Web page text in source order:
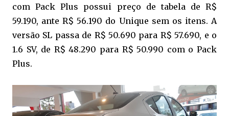
com Pack Plus possui preço de tabela de R$
59.190, ante R$ 56.190 do Unique sem os itens. A
versão SL passa de R$ 50.690 para R$ 57.690, e o
1.6 SV, de R$ 48.290 para R$ 50.990 com o Pack
Plus.